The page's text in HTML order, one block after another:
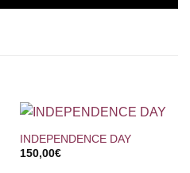
INDEPENDENCE DAY
150,00€